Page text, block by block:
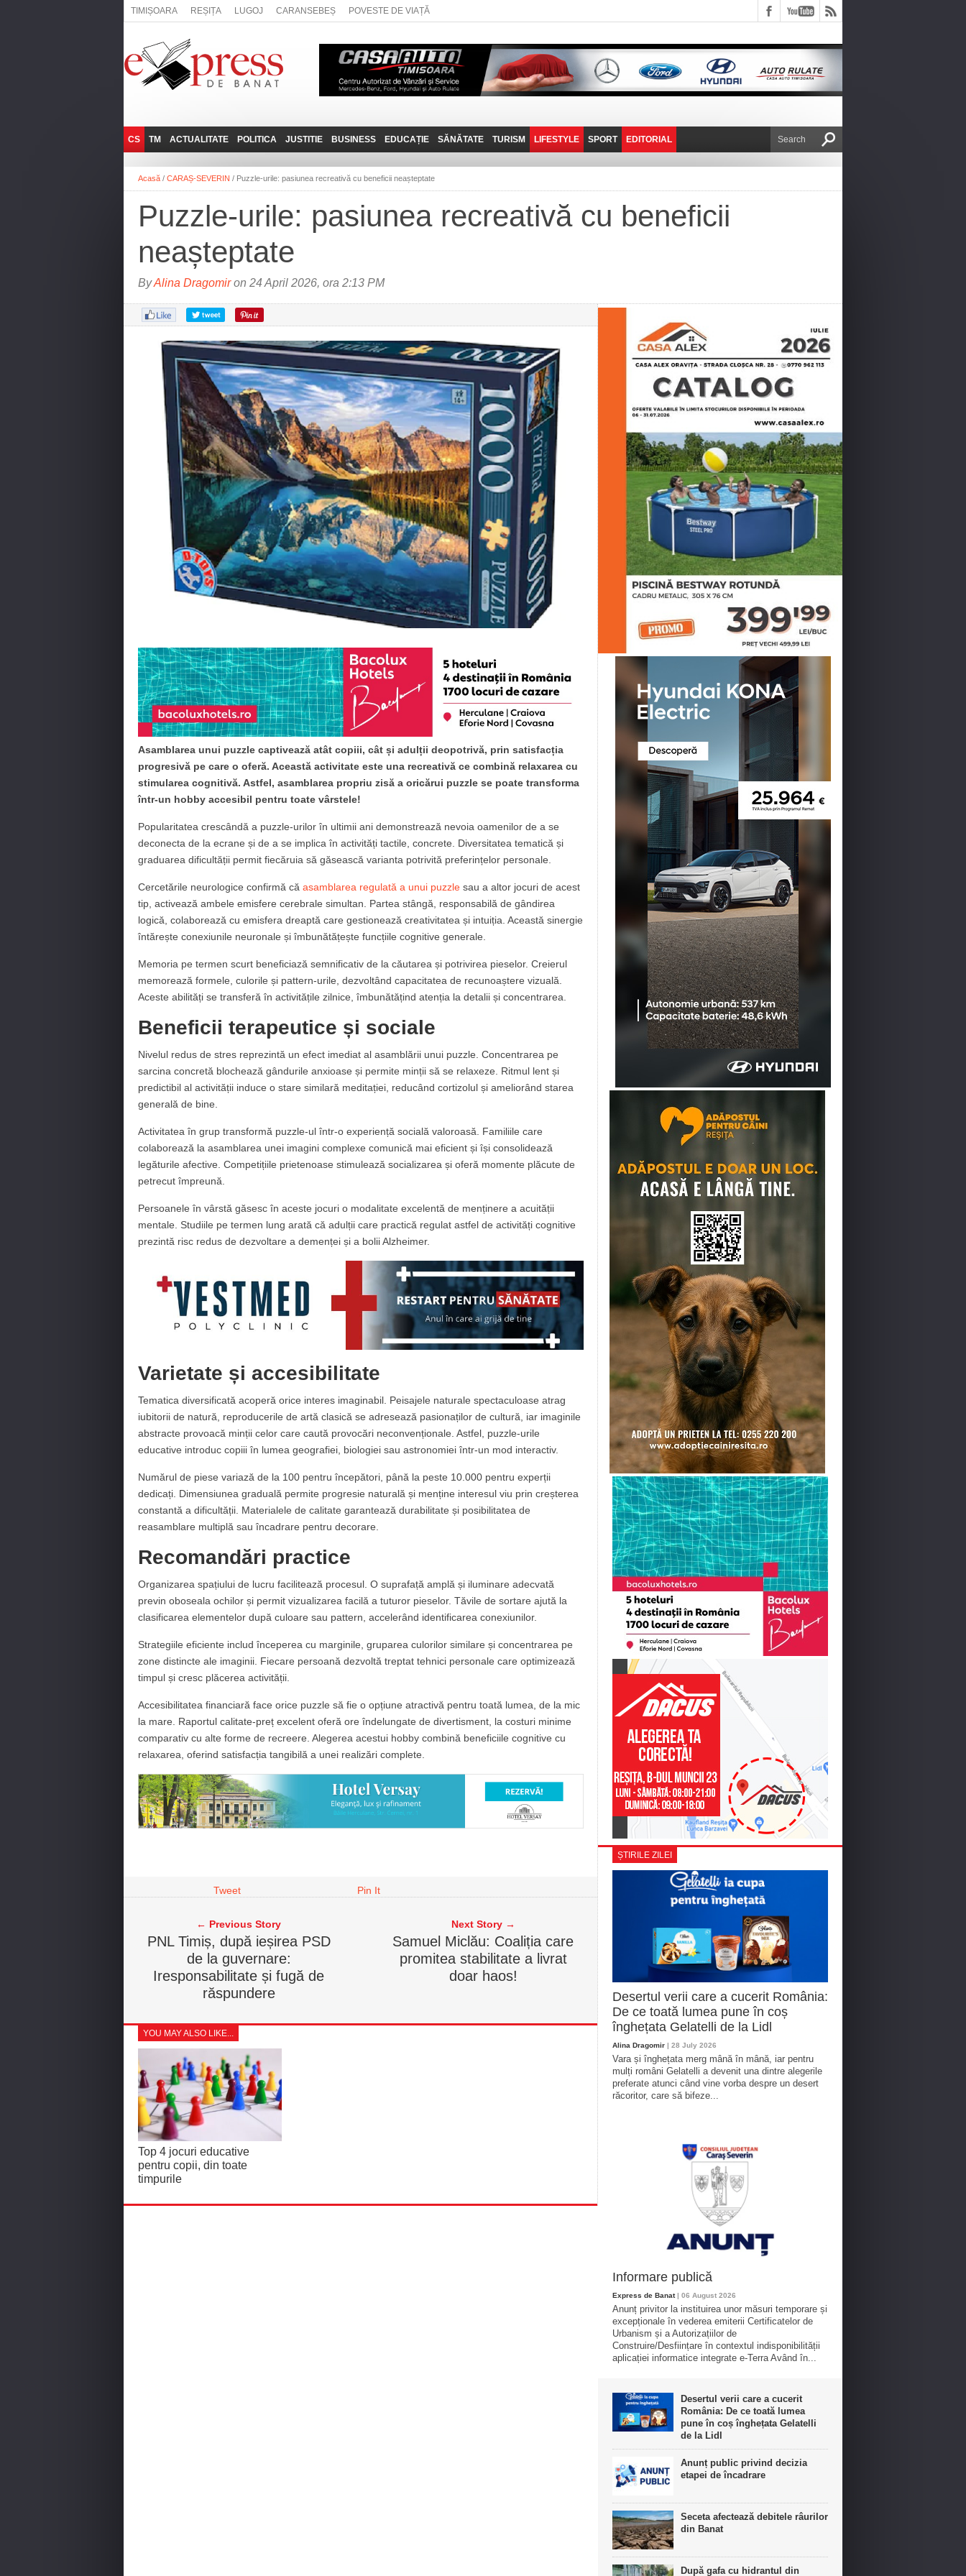
TIMIȘOARA REȘIȚA LUGOJ CARANSEBEȘ POVESTE DE VIAȚĂ
CS
REȘIȚA
CARANSEBEȘ
ANINA
BOCŞA
MOLDOVA NOUĂ
ORAVIȚA
OȚELU ROŞU
TM
LUGOJ
TIMIȘOARA
ACTUALITATE
ADMINISTRATIE
NAȚIONAL
SOCIAL
POLITICA
EXPRESSLIVE
INTERVIURILE
JUSTITIE BUSINESS
JOB-URI
TEHNIT
EDUCAȚIE SĂNĂTATE TURISM
PRIN MUNȚII
FANTASTICUL BANAT
LIFESTYLE
POVESTE DE VIAȚĂ
SPORT EDITORIAL
DE VICTOR NAFIRU
Acasă / CARAȘ-SEVERIN / Puzzle-urile: pasiunea recreativă cu beneficii neașteptate
Puzzle-urile: pasiunea recreativă cu beneficii
neașteptate
ByAlina Dragomiron 24 April 2026, ora 2:13 PM
Asamblarea unui puzzle captivează atât copiii, cât și adulții deopotrivă, prin satisfacția
progresivă pe care o oferă. Această activitate este una recreativă ce combină relaxarea cu
stimularea cognitivă. Astfel, asamblarea propriu zisă a oricărui puzzle se poate transforma
într-un hobby accesibil pentru toate vârstele!
Popularitatea crescândă a puzzle-urilor în ultimii ani demonstrează nevoia oamenilor de a se
deconecta de la ecrane și de a se implica în activități tactile, concrete. Diversitatea tematică și
graduarea dificultății permit fiecăruia să găsească varianta potrivită preferințelor personale.
Cercetările neurologice confirmă că asamblarea regulată a unui puzzle sau a altor jocuri de acest
tip, activează ambele emisfere cerebrale simultan. Partea stângă, responsabilă de gândirea
logică, colaborează cu emisfera dreaptă care gestionează creativitatea și intuiția. Această sinergie
întărește conexiunile neuronale și îmbunătățește funcțiile cognitive generale.
Memoria pe termen scurt beneficiază semnificativ de la căutarea și potrivirea pieselor. Creierul
memorează formele, culorile și pattern-urile, dezvoltând capacitatea de recunoaștere vizuală.
Aceste abilități se transferă în activitățile zilnice, îmbunătățind atenția la detalii și concentrarea.
Beneficii terapeutice și sociale
Nivelul redus de stres reprezintă un efect imediat al asamblării unui puzzle. Concentrarea pe
sarcina concretă blochează gândurile anxioase și permite minții să se relaxeze. Ritmul lent și
predictibil al activității induce o stare similară meditației, reducând cortizolul și ameliorând starea
generală de bine.
Activitatea în grup transformă puzzle-ul într-o experiență socială valoroasă. Familiile care
colaborează la asamblarea unei imagini complexe comunică mai eficient și își consolidează
legăturile afective. Competițiile prietenoase stimulează socializarea și oferă momente plăcute de
petrecut împreună.
Persoanele în vârstă găsesc în aceste jocuri o modalitate excelentă de menținere a acuității
mentale. Studiile pe termen lung arată că adulții care practică regulat astfel de activități cognitive
prezintă risc redus de dezvoltare a demenței și a bolii Alzheimer.
Varietate și accesibilitate
Tematica diversificată acoperă orice interes imaginabil. Peisajele naturale spectaculoase atrag
iubitorii de natură, reproducerile de artă clasică se adresează pasionaților de cultură, iar imaginile
abstracte provoacă minții celor care caută provocări neconvenționale. Astfel, puzzle-urile
educative introduc copiii în lumea geografiei, biologiei sau astronomiei într-un mod interactiv.
Numărul de piese variază de la 100 pentru începători, până la peste 10.000 pentru experții
dedicați. Dimensiunea graduală permite progresie naturală și menține interesul viu prin creșterea
constantă a dificultății. Materialele de calitate garantează durabilitate și posibilitatea de
reasamblare multiplă sau încadrare pentru decorare.
Recomandări practice
Organizarea spațiului de lucru facilitează procesul. O suprafață amplă și iluminare adecvată
previn oboseala ochilor și permit vizualizarea facilă a tuturor pieselor. Tăvile de sortare ajută la
clasificarea elementelor după culoare sau pattern, accelerând identificarea conexiunilor.
Strategiile eficiente includ începerea cu marginile, gruparea culorilor similare și concentrarea pe
zone distincte ale imaginii. Fiecare persoană dezvoltă treptat tehnici personale care optimizează
timpul și cresc plăcerea activității.
Accesibilitatea financiară face orice puzzle să fie o opțiune atractivă pentru toată lumea, de la mic
la mare. Raportul calitate-preț excelent oferă ore îndelungate de divertisment, la costuri minime
comparativ cu alte forme de recreere. Alegerea acestui hobby combină beneficiile cognitive cu
relaxarea, oferind satisfacția tangibilă a unei realizări complete.
Tweet Pin It
← Previous Story
PNL Timiș, după ieșirea PSD
de la guvernare:
Iresponsabilitate și fugă de
răspundere
Next Story →
Samuel Miclău: Coaliția care
promitea stabilitate a livrat
doar haos!
YOU MAY ALSO LIKE...
Top 4 jocuri educative
pentru copii, din toate
timpurile
ȘTIRILE ZILEI
Desertul verii care a cucerit România:
De ce toată lumea pune în coș
înghețata Gelatelli de la Lidl
Alina Dragomir | 28 July 2026
Vara și înghețata merg mână în mână, iar pentru
mulți români Gelatelli a devenit una dintre alegerile
preferate atunci când vine vorba despre un desert
răcoritor, care să bifeze...
Informare publică
Express de Banat| 06 August 2026
Anunț privitor la instituirea unor măsuri temporare și
excepționale în vederea emiterii Certificatelor de
Urbanism și a Autorizațiilor de
Construire/Desființare în contextul indisponibilității
aplicației informatice integrate e-Terra Având în...
Desertul verii care a cucerit
România: De ce toată lumea
pune în coș înghețata Gelatelli
de la Lidl
Anunț public privind decizia
etapei de încadrare
Seceta afectează debitele râurilor
din Banat
După gafa cu hidrantul din